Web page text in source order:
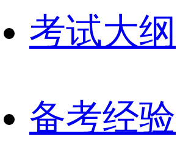
考试大纲
备考经验